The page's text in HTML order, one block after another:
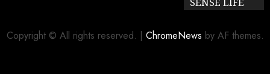
SENSE LIFE
Copyright © All rights reserved. | ChromeNews by AF themes.